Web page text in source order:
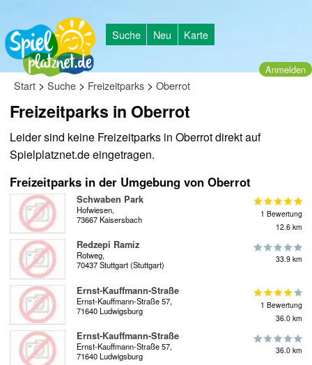
Suche Neu Karte
Anmelden
Start > Suche > Freizeitparks > Oberrot
Freizeitparks in Oberrot
Leider sind keine Freizeitparks in Oberrot direkt auf
Spielplatznet.de eingetragen.
Freizeitparks in der Umgebung von Oberrot
Schwaben Park
Hofwiesen,
73667 Kaisersbach
1 Bewertung
12.6 km
Redzepi Ramiz
Rotweg,
70437 Stuttgart (Stuttgart)
33.9 km
Ernst-Kauffmann-Straße
Ernst-Kauffmann-Straße 57,
71640 Ludwigsburg
1 Bewertung
36.0 km
Ernst-Kauffmann-Straße
Ernst-Kauffmann-Straße 57,
71640 Ludwigsburg
36.0 km